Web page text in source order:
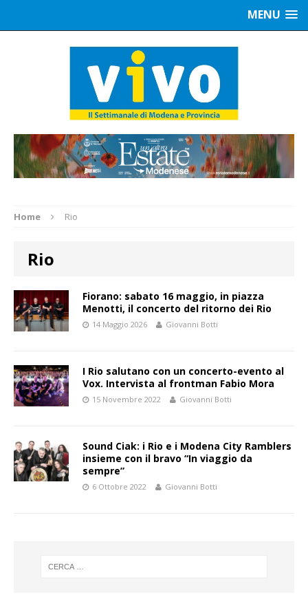
MENU
Home Rio
Rio
Fiorano: sabato 16 maggio, in piazza
Menotti, il concerto del ritorno dei Rio
14 Maggio 2026 Giovanni Botti
I Rio salutano con un concerto-evento al
Vox. Intervista al frontman Fabio Mora
15 Novembre 2022 Giovanni Botti
Sound Ciak: i Rio e i Modena City Ramblers
insieme con il bravo “In viaggio da
sempre”
6 Ottobre 2022 Giovanni Botti